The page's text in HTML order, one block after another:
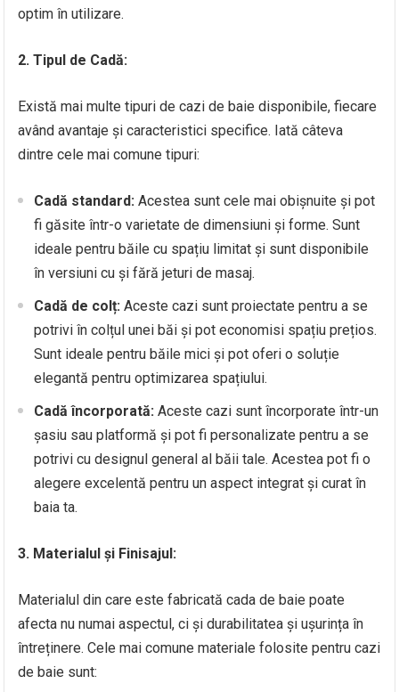
optim în utilizare.
2. Tipul de Cadă:
Există mai multe tipuri de cazi de baie disponibile, fiecare
având avantaje și caracteristici specifice. Iată câteva
dintre cele mai comune tipuri:
Cadă standard: Acestea sunt cele mai obișnuite și pot
fi găsite într-o varietate de dimensiuni și forme. Sunt
ideale pentru băile cu spațiu limitat și sunt disponibile
în versiuni cu și fără jeturi de masaj.
Cadă de colț: Aceste cazi sunt proiectate pentru a se
potrivi în colțul unei băi și pot economisi spațiu prețios.
Sunt ideale pentru băile mici și pot oferi o soluție
elegantă pentru optimizarea spațiului.
Cadă încorporată: Aceste cazi sunt încorporate într-un
șasiu sau platformă și pot fi personalizate pentru a se
potrivi cu designul general al băii tale. Acestea pot fi o
alegere excelentă pentru un aspect integrat și curat în
baia ta.
3. Materialul și Finisajul:
Materialul din care este fabricată cada de baie poate
afecta nu numai aspectul, ci și durabilitatea și ușurința în
întreținere. Cele mai comune materiale folosite pentru cazi
de baie sunt: